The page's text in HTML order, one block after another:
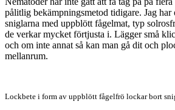
pålitlig bekämpningsmetod tidigare. Jag har
sniglarna med uppblött fågelmat, typ
de verkar mycket förtjusta i. Lägger små
och om inte annat så kan man gå dit och
mellanrum.
Lockbete i form av uppblött fågelfrö lockar bort